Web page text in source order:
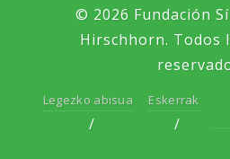
© 2026 Fundación
Hirschhorn. Todos
Legezko abisua Eskerrak